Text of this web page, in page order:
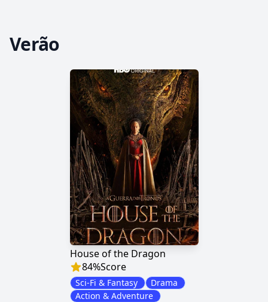
Verão
House of the Dragon
84%Score
Sci-Fi & Fantasy
Drama
Action & Adventure